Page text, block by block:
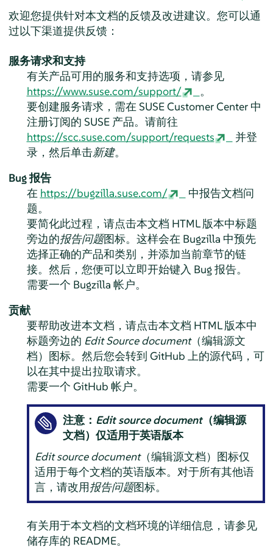
欢迎您提供针对本文档的反馈及改进建议。您可以通
过以下渠道提供反馈：
服务请求和支持
有关产品可用的服务和支持选项，请参见
https://www.suse.com/support/
。
要创建服务请求，需在 SUSE Customer Center 中
注册订阅的 SUSE 产品。请前往
https://scc.suse.com/support/requests
并登
录，然后单击新建。
Bug 报告
在 https://bugzilla.suse.com/
中报告文档问
题。
要简化此过程，请点击本文档 HTML 版本中标题
旁边的报告问题图标。这样会在 Bugzilla 中预先
选择正确的产品和类别，并添加当前章节的链
接。然后，您便可以立即开始键入 Bug 报告。
需要一个 Bugzilla 帐户。
贡献
要帮助改进本文档，请点击本文档 HTML 版本中
标题旁边的 Edit Source document（编辑源文
档）图标。然后您会转到 GitHub 上的源代码，可
以在其中提出拉取请求。
需要一个 GitHub 帐户。
注意： Edit source document（编辑源
文档）仅适用于英语版本
Edit source document（编辑源文档）图标仅
适用于每个文档的英语版本。对于所有其他语
言，请改用报告问题图标。
有关用于本文档的文档环境的详细信息，请参见
储存库的 README。